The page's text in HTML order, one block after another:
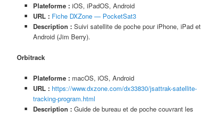
Plateforme : iOS, iPadOS, Android
URL : Fiche DXZone — PocketSat3
Description : Suivi satellite de poche pour iPhone, iPad et
Android (Jim Berry).
Orbitrack
Plateforme : macOS, iOS, Android
URL : https://www.dxzone.com/dx33830/jsattrak-satellite-
tracking-program.html
Description : Guide de bureau et de poche couvrant les